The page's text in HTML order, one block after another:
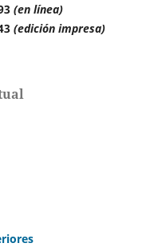
(en línea)
(edición impresa)